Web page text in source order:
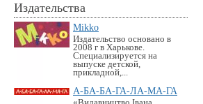
Издательства
Mikko
Издательство основано в
2008 г в Харькове.
Специализируется на
выпуске детской,
прикладной,...
А-БА-БА-ГА-ЛА-МА-ГА